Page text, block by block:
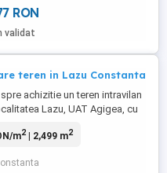
...RON
validat
teren in Lazu Constanta
achizitie un teren intravilan
Lazu, UAT Agigea, cu
Lazu – Constanța, pe
Terenul este neîmprejmuit, cu
m2| 2,499 m2